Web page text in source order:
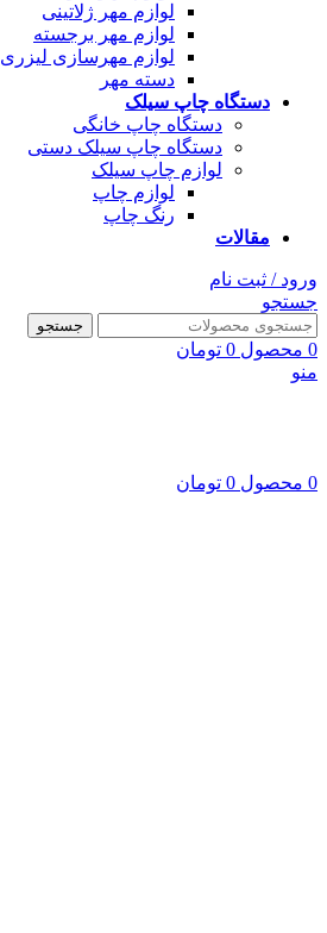
لوازم مهر ژلاتینی
لوازم مهر برجسته
لوازم مهرسازی لیزری
دسته مهر
دستگاه چاپ سیلک
دستگاه چاپ خانگی
دستگاه چاپ سیلک دستی
لوازم چاپ سیلک
لوازم چاپ
رنگ چاپ
مقالات
ورود / ثبت نام
جستجو
جستجو
0 محصول 0 تومان
منو
0 محصول 0 تومان